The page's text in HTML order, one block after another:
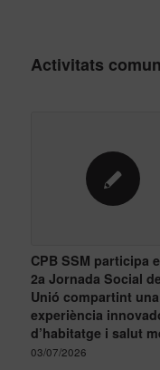
Activitats
CPB SSM participa
2a Jornada Social
Unió compartint una
experiència
d’habitatge i salut
03/07/2026